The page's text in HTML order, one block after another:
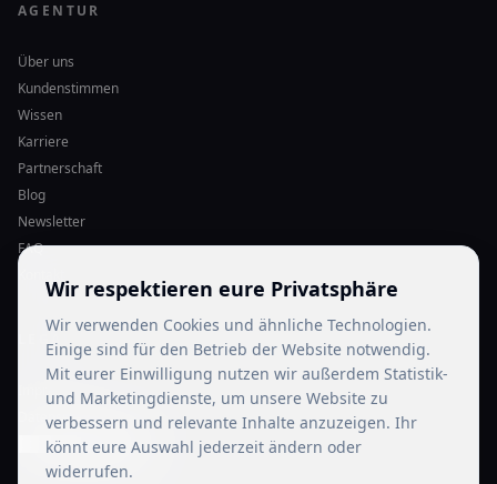
AGENTUR
Über uns
Kundenstimmen
Wissen
Karriere
Partnerschaft
Blog
Newsletter
FAQ
LEGAL
Impressum
Datenschutz
Cookie-Einstellungen
Wir respektieren eure Privatsphäre
Wir verwenden Cookies und ähnliche Technologien.
Einige sind für den Betrieb der Website notwendig.
Mit eurer Einwilligung nutzen wir außerdem Statistik-
und Marketingdienste, um unsere Website zu
verbessern und relevante Inhalte anzuzeigen. Ihr
könnt eure Auswahl jederzeit ändern oder
widerrufen.